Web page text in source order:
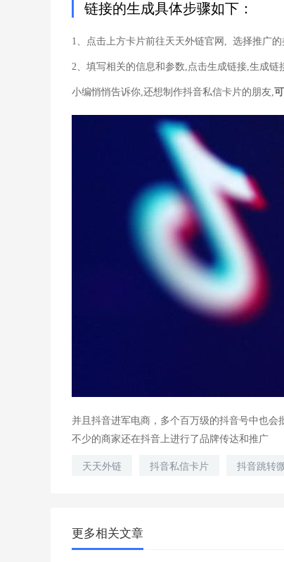
链接的生成具体步骤如下：
1、点击上方卡片前往天天外链官网, 选择推广的
2、填写相关的信息和参数,点击生成链接,生成
小编悄悄告诉你,还想制作抖音私信卡片的朋友,
并且抖音进军电商，多个百万级的抖音号中也会
不少的商家还在抖音上进行了品牌传达和推广
天天外链 抖音私信卡片 抖音跳转
更多相关文章